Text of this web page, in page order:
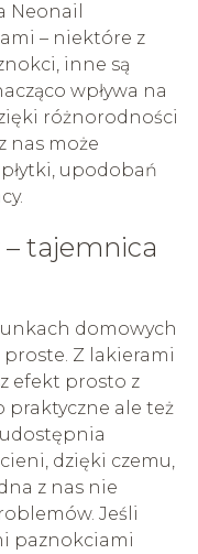
Neonail
– niektóre z
inne są
wpływa na
różnorodności
nas może
upodobań
tajemnica
domowych
Z lakierami
efekt prosto z
praktyczne ale też
dzięki czemu,
z nas nie
Jeśli
paznokciami